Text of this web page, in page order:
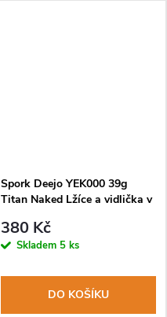
Spork Deejo YEK000 39g
Titan Naked Lžíce a vidlička v
380 Kč
Skladem 5 ks
DO KOŠÍKU